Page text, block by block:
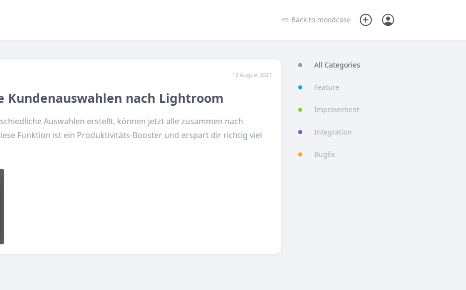
Back to moodcase
12 August 2021
nach Lightroom
Auswahlen erstellt, können jetzt alle zusammen nach
Funktion ist ein Produktivitäts-Booster und erspart dir richtig viel
All Categories
Feature
Improvement
Integration
Bugfix